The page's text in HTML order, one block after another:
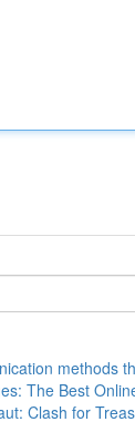
methods
The Best
Clash for